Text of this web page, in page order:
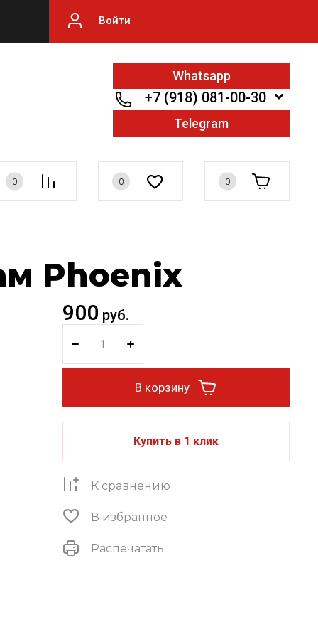
Войти
Whatsapp
+7 (918) 081-00-30
Telegram
0 0 0
Phoenix
900 руб.
В корзину
Купить в 1 клик
К сравнению
В избранное
Распечатать